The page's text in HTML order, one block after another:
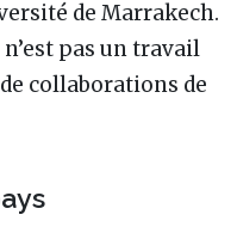
de Marrakech.
pas un travail
collaborations de